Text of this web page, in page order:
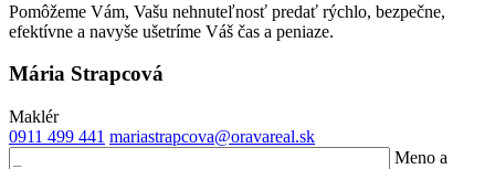
Pomôžeme Vám, Vašu nehnuteľnosť predať rýchlo, bezpečne,
efektívne a navyše ušetríme Váš čas a peniaze.
Mária Strapcová
Maklér
0911 499 441 mariastrapcova@oravareal.sk
Meno a